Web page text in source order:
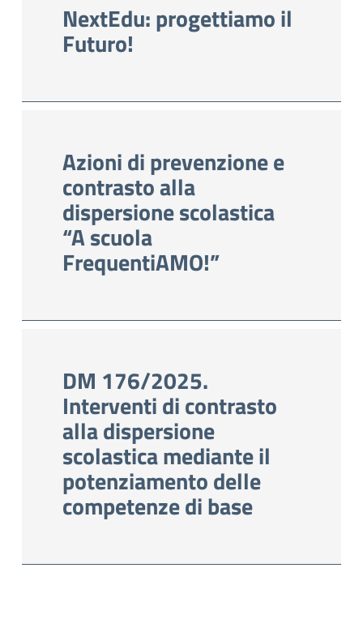
NextEdu: progettiamo il
Futuro!
Azioni di prevenzione e
contrasto alla
dispersione scolastica
“A scuola
FrequentiAMO!”
DM 176/2025.
Interventi di contrasto
alla dispersione
scolastica mediante il
potenziamento delle
competenze di base